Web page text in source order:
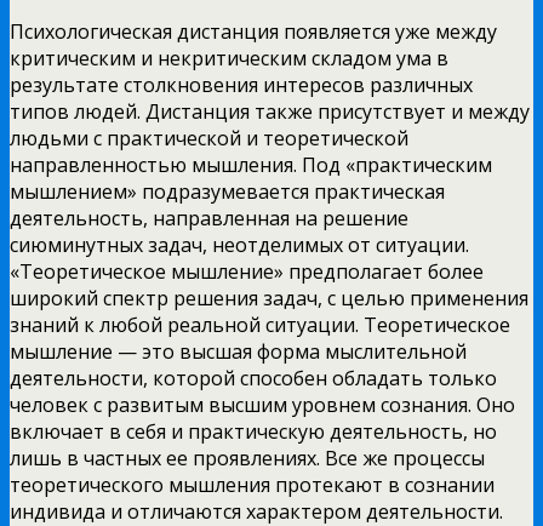
Психологическая дистанция появляется уже между
критическим и некритическим складом ума в
результате столкновения интересов различных
типов людей. Дистанция также присутствует и между
людьми с практической и теоретической
направленностью мышления. Под «практическим
мышлением» подразумевается практическая
деятельность, направленная на решение
сиюминутных задач, неотделимых от ситуации.
«Теоретическое мышление» предполагает более
широкий спектр решения задач, с целью применения
знаний к любой реальной ситуации. Теоретическое
мышление — это высшая форма мыслительной
деятельности, которой способен обладать только
человек с развитым высшим уровнем сознания. Оно
включает в себя и практическую деятельность, но
лишь в частных ее проявлениях. Все же процессы
теоретического мышления протекают в сознании
индивида и отличаются характером деятельности.